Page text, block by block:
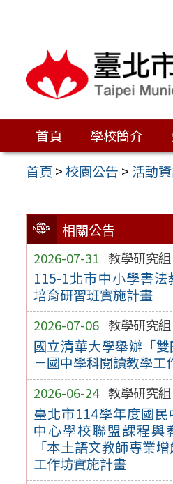
區
首頁 學校簡介
首頁 >校園公告 > 活動
相關公告
2026-07-31 教學研究組
115-1北市中小學書法
培育研習班實施計畫
2026-07-06 教學研究組
國立清華大學舉辦「
－國中學科閱讀教學工
2026-06-24 教學研究組
臺北市114學年度國民
中心學校聯盟課程與
「本土語文教師專業增
工作坊實施計畫